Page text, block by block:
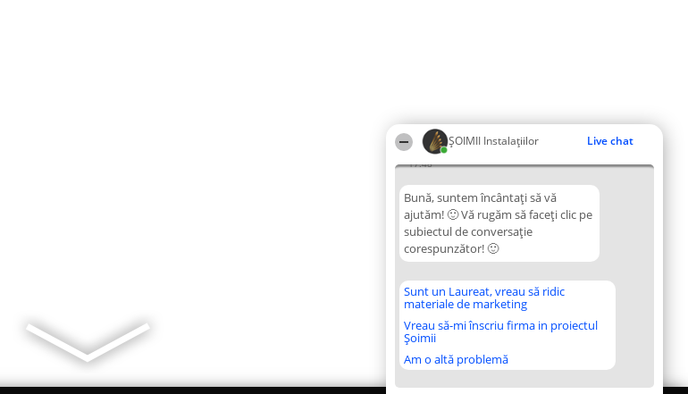
ŞOIMII Instalaţiilor Live chat
17:48
Bună, suntem încântați să vă
ajutăm! 🙂 Vă rugăm să faceți clic pe
subiectul de conversație
corespunzător! 🙂
Sunt un Laureat, vreau să ridic
materiale de marketing
Vreau să-mi înscriu firma in proiectul
Șoimii
Am o altă problemă